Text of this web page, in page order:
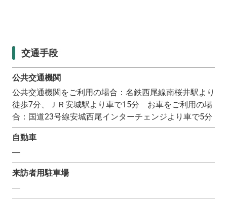
交通手段
公共交通機関
公共交通機関をご利用の場合：名鉄西尾線南桜井駅より
徒歩7分、ＪＲ安城駅より車で15分 お車をご利用の場
合：国道23号線安城西尾インターチェンジより車で5分
自動車
―
来訪者用駐車場
―